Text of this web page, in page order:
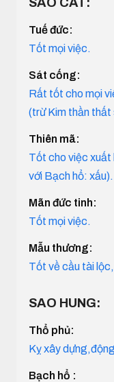
SAO CÁT:
Tuế đức:
Tốt mọi việc.
Sát cống:
Rất tốt cho mọi
(trừ Kim thần thất
Thiên mã:
Tốt cho việc xuất
với Bạch hổ: xấu).
Mãn đức tinh:
Tốt mọi việc.
Mẫu thương:
Tốt về cầu tài
SAO HUNG:
Thổ phủ:
Kỵ xây
Bạch hổ :